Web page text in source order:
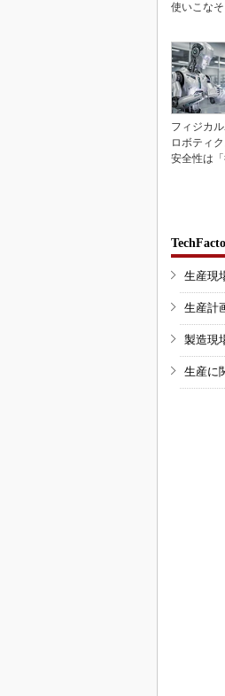
使いこなそ
フィジカ
ロボティク
安全性は
生産現
生産計
製造現
生産に